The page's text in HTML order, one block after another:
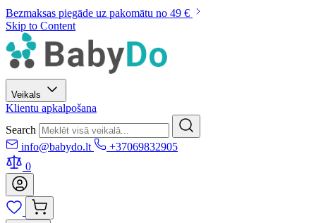
Bezmaksas piegāde uz pakomātu no 49 €
Skip to Content
Veikals
Klientu apkalpošana
Search
info@babydo.lt
+37069832905
0